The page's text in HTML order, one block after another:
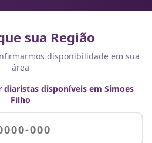
sua Região
disponibilidade em sua
área
diaristas disponíveis em Simoes
Filho